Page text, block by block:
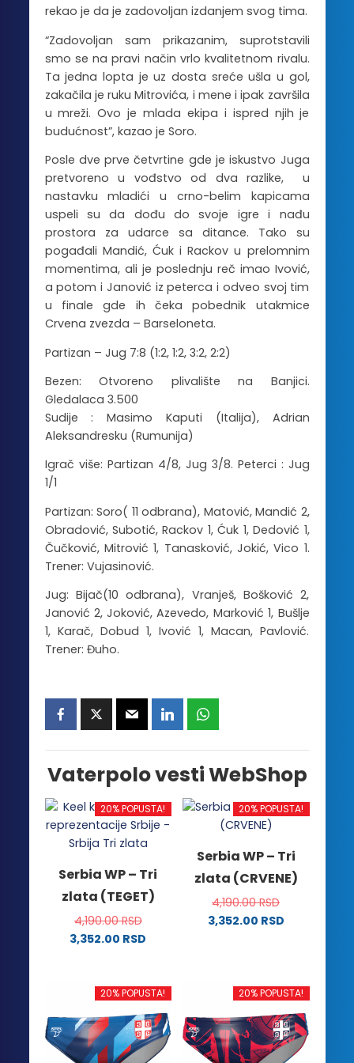
rekao je da je zadovoljan izdanjem svog tima.
“Zadovoljan sam prikazanim, suprotstavili
smo se na pravi način vrlo kvalitetnom rivalu.
Ta jedna lopta je uz dosta sreće ušla u gol,
zakačila je ruku Mitrovića, i mene i ipak završila
u mreži. Ovo je mlada ekipa i ispred njih je
budućnost”, kazao je Soro.
Posle dve prve četvrtine gde je iskustvo Juga
pretvoreno u vođstvo od dva razlike, u
nastavku mladići u crno-belim kapicama
uspeli su da dođu do svoje igre i nađu
prostora za udarce sa ditance. Tako su
pogađali Mandić, Ćuk i Rackov u prelomnim
momentima, ali je poslednju reč imao Ivović,
a potom i Janović iz peterca i odveo svoj tim
u finale gde ih čeka pobednik utakmice
Crvena zvezda – Barseloneta.
Partizan – Jug 7:8 (1:2, 1:2, 3:2, 2:2)
Bezen: Otvoreno plivalište na Banjici.
Gledalaca 3.500
Sudije : Masimo Kaputi (Italija), Adrian
Aleksandresku (Rumunija)
Igrač više: Partizan 4/8, Jug 3/8. Peterci : Jug
1/1
Partizan: Soro( 11 odbrana), Matović, Mandić 2,
Obradović, Subotić, Rackov 1, Ćuk 1, Dedović 1,
Čučković, Mitrović 1, Tanasković, Jokić, Vico 1.
Trener: Vujasinović.
Jug: Bijač(10 odbrana), Vranješ, Bošković 2,
Janović 2, Joković, Azevedo, Marković 1, Bušlje
1, Karač, Dobud 1, Ivović 1, Macan, Pavlović.
Trener: Đuho.
Vaterpolo vesti WebShop
20% POPUSTA!
Serbia WP – Tri
zlata (TEGET)
4,190.00RSD
3,352.00 RSD
ima
varijanti.
Opcije
20% POPUSTA!
Serbia WP – Tri
zlata (CRVENE)
4,190.00RSD
3,352.00 RSD
više
varijanti.
Opcije
mogu
20% POPUSTA! 20% POPUSTA!